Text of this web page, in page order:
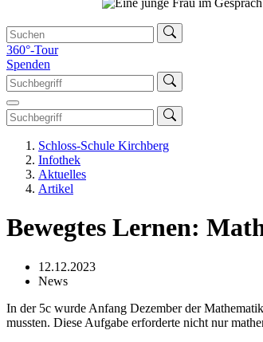
360°-Tour
Spenden
Schloss-Schule Kirchberg
Infothek
Aktuelles
Artikel
Bewegtes Lernen:
12.12.2023
News
In der 5c wurde Anfang Dezember der
mussten. Diese Aufgabe erforderte nicht nur